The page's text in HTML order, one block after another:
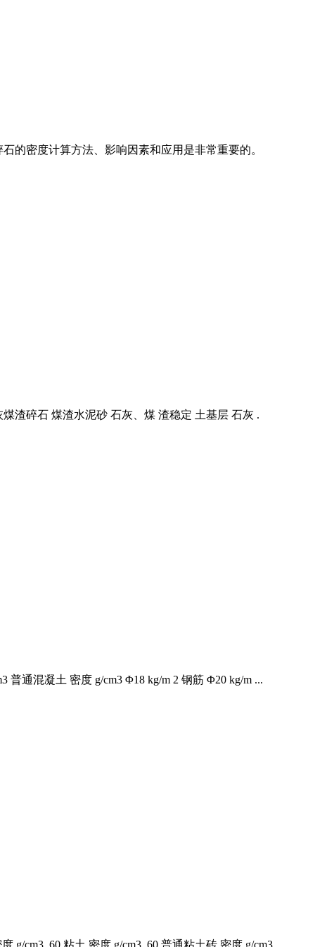
的密度计算方法、影响因素和应用是非常重要的。
渣碎石 煤渣水泥砂 石灰、煤 渣稳定 土基层 石灰 .
普通混凝土 密度 g/cm3 Φ18 kg/m 2 钢筋 Φ20 kg/m ...
g/cm3 .60 粘土 密度 g/cm3 .60 普通粘土砖 密度 g/cm3 .